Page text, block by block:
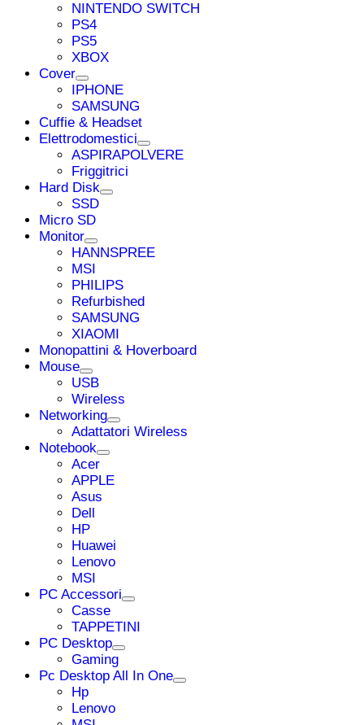
NINTENDO SWITCH
PS4
PS5
XBOX
Cover
IPHONE
SAMSUNG
Cuffie & Headset
Elettrodomestici
ASPIRAPOLVERE
Friggitrici
Hard Disk
SSD
Micro SD
Monitor
HANNSPREE
MSI
PHILIPS
Refurbished
SAMSUNG
XIAOMI
Monopattini & Hoverboard
Mouse
USB
Wireless
Networking
Adattatori Wireless
Notebook
Acer
APPLE
Asus
Dell
HP
Huawei
Lenovo
MSI
PC Accessori
Casse
TAPPETINI
PC Desktop
Gaming
Pc Desktop All In One
Hp
Lenovo